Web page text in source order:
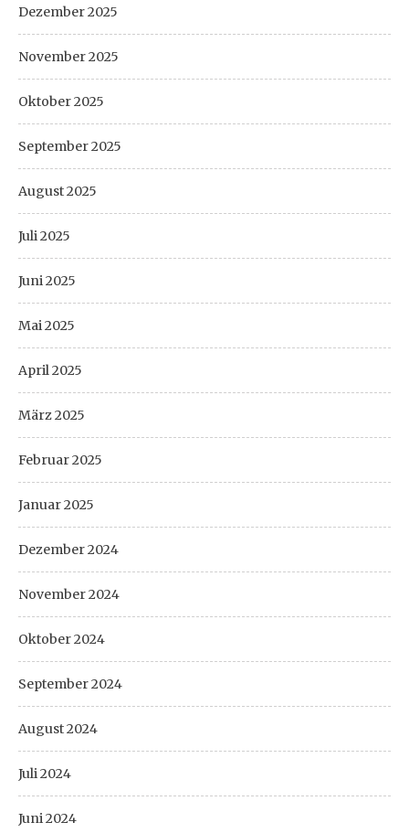
Dezember 2025
November 2025
Oktober 2025
September 2025
August 2025
Juli 2025
Juni 2025
Mai 2025
April 2025
März 2025
Februar 2025
Januar 2025
Dezember 2024
November 2024
Oktober 2024
September 2024
August 2024
Juli 2024
Juni 2024